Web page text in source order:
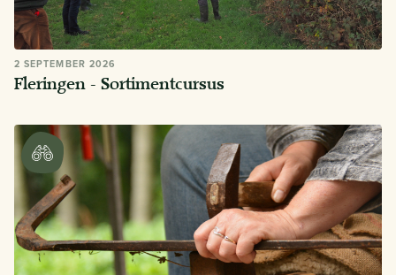
2 SEPTEMBER 2026
Fleringen - Sortimentcursus